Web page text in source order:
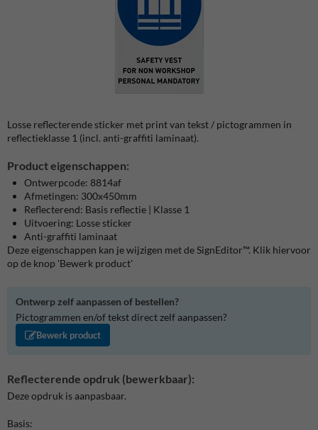
Losse reflecterende sticker met print van tekst / pictogrammen in
reflectieklasse 1 (incl. anti-graffiti laminaat).
Product eigenschappen:
Ontwerpcode: 8814af
Afmetingen: 300x450mm
Reflecterend: Basis reflectie | Klasse 1
Uitvoering: Losse sticker
Anti-graffiti laminaat
Deze eigenschappen kan je wijzigen met de SignEditor™. Klik hiervoor
op de knop 'Bewerk product'
Ontwerp zelf aanpassen of bestellen?
Pictogrammen en/of tekst direct zelf aanpassen?
Bewerk product
Reflecterende opdruk (bewerkbaar):
Deze opdruk is aanpasbaar.
Basis: